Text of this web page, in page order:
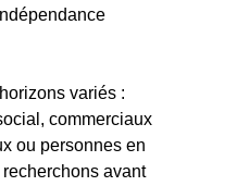
variés :
commerciaux
ou personnes en
avant